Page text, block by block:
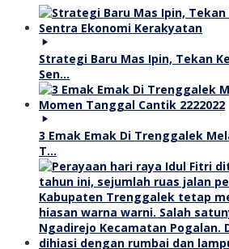
Strategi Baru Mas Ipin, Tekan
Sen…
3 Emak Emak Di Trenggalek
T…